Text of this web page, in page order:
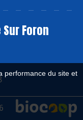
performance du site et
Foron